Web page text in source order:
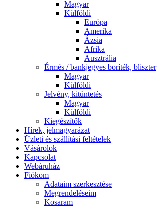
Magyar
Külföldi
Európa
Amerika
Ázsia
Afrika
Ausztrália
Érmés / bankjegyes boríték, bliszter
Magyar
Külföldi
Jelvény, kitüntetés
Magyar
Külföldi
Kiegészítők
Hírek, jelmagyarázat
Üzleti és szállítási feltételek
Vásárolok
Kapcsolat
Webáruház
Fiókom
Adataim szerkesztése
Megrendeléseim
Kosaram